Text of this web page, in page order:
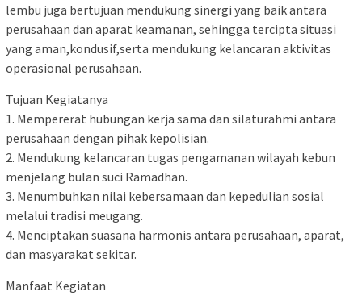
lembu juga bertujuan mendukung sinergi yang baik antara
perusahaan dan aparat keamanan, sehingga tercipta situasi
yang aman,kondusif,serta mendukung kelancaran aktivitas
operasional perusahaan.
Tujuan Kegiatanya
1. Mempererat hubungan kerja sama dan silaturahmi antara
perusahaan dengan pihak kepolisian.
2. Mendukung kelancaran tugas pengamanan wilayah kebun
menjelang bulan suci Ramadhan.
3. Menumbuhkan nilai kebersamaan dan kepedulian sosial
melalui tradisi meugang.
4. Menciptakan suasana harmonis antara perusahaan, aparat,
dan masyarakat sekitar.
Manfaat Kegiatan